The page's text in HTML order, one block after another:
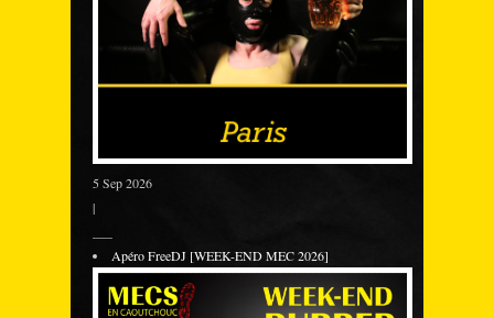
5 Sep 2026
|
Apéro FreeDJ [WEEK-END MEC 2026]